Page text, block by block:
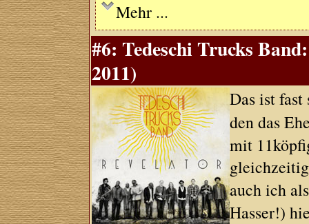
Mehr ...
#6: Tedeschi Trucks
2011)
Das ist
den das
mit
auch ich
Hasser!)